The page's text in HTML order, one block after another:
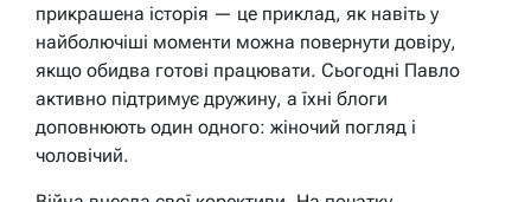
прикрашена історія — це приклад, як навіть у
найболючіші моменти можна повернути довіру,
якщо обидва готові працювати. Сьогодні Павло
активно підтримує дружину, а їхні блоги
доповнюють один одного: жіночий погляд і
чоловічий.